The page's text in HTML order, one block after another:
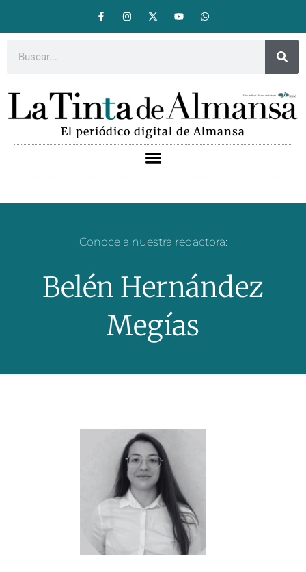
El periódico digital de Almansa
Conoce a nuestra redactora:
Belén Hernández
Megías